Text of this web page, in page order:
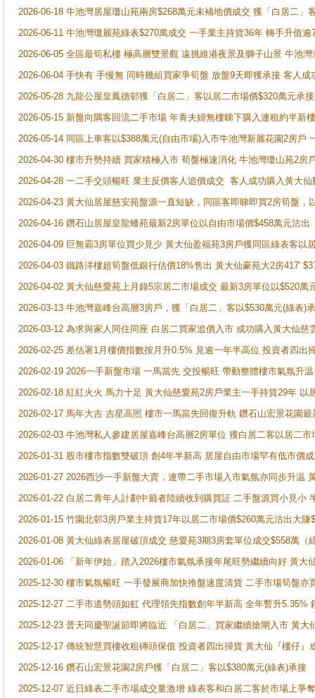
2026-06-18 牛池灣居屋瓊山苑兩房$268萬元未補地價成交 獲「白居二」
2026-06-11 牛池灣瓊麗苑綠表$270萬成交 一手業主持貨36年 轉手升值逾
2026-06-05 全區最筍私樓 極高層雙景觀 遠挑維港夜景及獅子山景 牛池
2026-06-04 手快有 手慢無 同時幾組買家爭筍盤 放盤9天即獲承接 客人
2026-05-28 九龍公屋皇鳳德邨獲「白居二」客以居二市場價$320萬元承接
2026-05-15 新盤向隅客回流二手市場 年青夫婦無樓睇下購入連租約半新
2026-05-14 同區上車客以$388萬元(自由市場)入市牛池灣新麗花園2房戶
2026-04-30 樓市升勢持續 買家積極入市 荀盤極速消化 牛池灣瓊山苑2房
2026-04-28 一二手交頭暢旺 業主反價客人追價成交 客人成功購入黃大
2026-04-23 黃大仙居屋慈安苑盤源一直短缺，同區客即睇即買2房筍盤，
2026-04-16 鑽石山居屋皇龍蟠苑最新2房單位以自由市場價$458萬元沽出
2026-04-09 巨無霸3房單位買少見少 黃大仙盈福苑3房戶獲同區綠表客以
2026-04-03 鐵路洋樓超筍盤低銀行估價18%售出 黃大仙豪苑大2房417'
2026-04-02 黃大仙慈愛苑上月錄5宗居二市場成交 最新3房單位以$520萬
2026-03-13 牛池灣嘉峰台高層3房戶，獲「白居二」客以$530萬元(綠表)
2026-03-12 為求與家人同住同座 白居二買家追價入市 成功購入黃大仙
2026-02-25 差估署1月樓價指數按月升0.5% 見逾一年半高位 投資者四
2026-02-19 2026一手新盤市場 一馬當先 交投暢旺 帶動整體樓市氣氛升
2026-02-18 紅紅火火 馬力十足 黃大仙慈愛苑2房戶業主一手持貨29年 以
2026-02-17 馬年大吉 吉星高照 樓市一馬當先回復升軌 鑽石山宏景花園
2026-02-03 牛池灣私人參建居屋嘉峰台高層2房單位 獲白居二客以居二市
2026-01-31 股市樓市指數雙破頂 創4年半新高 居屋自由市場罕有低市價
2026-01-27 2026西沙一手新盤大賣，連帶二手市場入市氣氛亦同步升温
2026-01-22 白居二青年人計劃中籤者陸續收到購買証 二手盤源買小見小
2026-01-15 竹園北邨3房戶業主持貨17年以居二市場價$260萬元沽出大賺
2026-01-08 黃大仙綠表居屋破頂成交 慈愛苑3期3房套單位成交$558萬（
2026-01-06 「新年伊始」踏入2026樓市氣氛承接年尾旺勢繼續向好 黃
2025-12-30 樓市氣氛暢旺 一手發展商加快推盤速度清貨 二手市場筍盤
2025-12-27 二手市道勢頭如虹 代理領先指數創年半新高 全年暫升5.35%
2025-12-23 普天同慶聖誕節即將臨近 「白居二」買家繼續搶閘入市 黃
2025-12-17 傳統智慧買樓收租磚頭保值 投資者四出掃貨 黃大仙『樓仔
2025-12-16 鑽石山宏景花園2房戶獲「白居二」客以$380萬元(綠表)承接
2025-12-07 近日綠表二手市場成交量激增 綠表客和白居二客於市場上